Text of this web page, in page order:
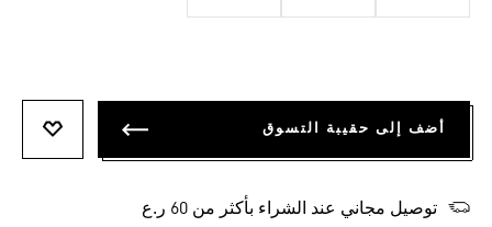
أضف إلى حقيبة التسوق
توصيل مجاني عند الشراء بأكثر من 60 ر.ع